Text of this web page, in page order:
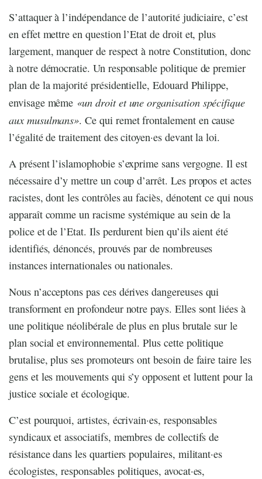
S’attaquer à l’indépendance de l’autorité judiciaire, c’est
en effet mettre en question l’Etat de droit et, plus
largement, manquer de respect à notre Constitution, donc
à notre démocratie. Un responsable politique de premier
plan de la majorité présidentielle, Edouard Philippe,
envisage même «un droit et une organisation spécifique
aux musulmans». Ce qui remet frontalement en cause
l’égalité de traitement des citoyen·es devant la loi.
A présent l’islamophobie s’exprime sans vergogne. Il est
nécessaire d’y mettre un coup d’arrêt. Les propos et actes
racistes, dont les contrôles au faciès, dénotent ce qui nous
apparaît comme un racisme systémique au sein de la
police et de l’Etat. Ils perdurent bien qu’ils aient été
identifiés, dénoncés, prouvés par de nombreuses
instances internationales ou nationales.
Nous n’acceptons pas ces dérives dangereuses qui
transforment en profondeur notre pays. Elles sont liées à
une politique néolibérale de plus en plus brutale sur le
plan social et environnemental. Plus cette politique
brutalise, plus ses promoteurs ont besoin de faire taire les
gens et les mouvements qui s’y opposent et luttent pour la
justice sociale et écologique.
C’est pourquoi, artistes, écrivain·es, responsables
syndicaux et associatifs, membres de collectifs de
résistance dans les quartiers populaires, militant·es
écologistes, responsables politiques, avocat·es,